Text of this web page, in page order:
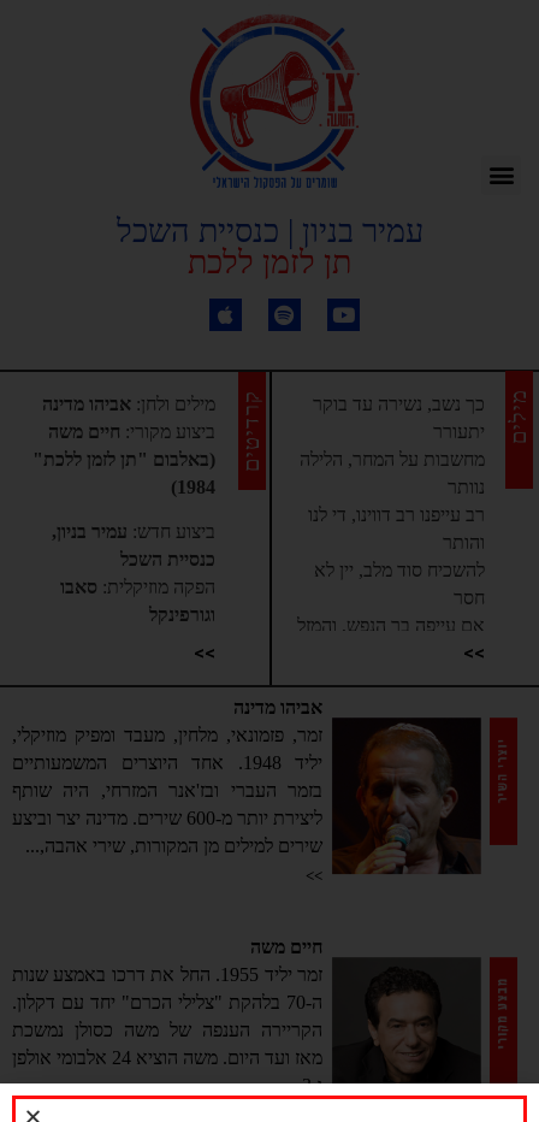
עמיר בניון | כנסיית השכל
תן לזמן ללכת
מילים קרדיטים
כך נשב, נשירה עד בוקר
יתעורר
מחשבות על המחר, הלילה
נוותר
רב עייפנו רב דווינו, די לנו
והותר
להשכיח סוד מלב, יין לא
חסר
אם עייפה בך הנפש, והמזל
חדל
להאיר פניו אליך, פה ושם
לא תדע בין צחוק ודמע, מי
והכל נתון לפתע ביד הגורל
תן לזמן ללכת
תחלוף גם השלכת
נגביה עוף כיונה אל ענן
מקרוב נראה הכל ידוע
אך עתיד רחוק באופק,
>>
מילים ולחן: אביהו מדינה
ביצוע מקורי: חיים משה
(באלבום "תן לזמן ללכת"
1984)
ביצוע חדש: עמיר בניון,
כנסיית השכל
הפקה מוזיקלית: סאבו
וגורפינקל
גיטרה חשמלית:דוד רז
גיטרה חשמלית:אור
גורפינקל
בס: רן אלמליח
תופים:דניאל זייבלט
כינור:
מיקס: סאבו בננוריון מיוזיק
מאסטרינג:איציק פיליבה
ניהול עמיר בניון וכנסיית
>>
אביהו מדינה
זמר, פזמונאי, מלחין, מעבד ומפיק מוזיקלי,
יליד 1948. אחד היוצרים המשמעותיים
בזמר העברי ובז'אנר המזרחי, היה שותף
ליצירת יותר מ-600 שירים. מדינה יצר וביצע
שירים למילים מן המקורות, שירי אהבה,...
>>
חיים משה
זמר יליד 1955. החל את דרכו באמצע שנות
ה-70 בלהקת "צלילי הכרם" יחד עם דקלון.
הקריירה הענפה של משה כסולן נמשכת
מאז ועד היום. משה הוציא 24 אלבומי אולפן
ו-3...